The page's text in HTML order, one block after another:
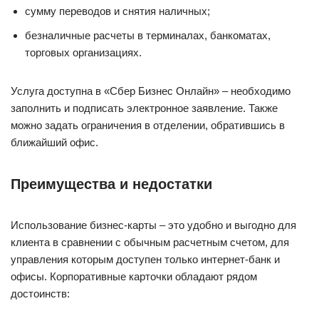
сумму переводов и снятия наличных;
безналичные расчеты в терминалах, банкоматах,
торговых организациях.
Услуга доступна в «Сбер Бизнес Онлайн» – необходимо
заполнить и подписать электронное заявление. Также
можно задать ограничения в отделении, обратившись в
ближайший офис.
Преимущества и недостатки
Использование бизнес-карты – это удобно и выгодно для
клиента в сравнении с обычным расчетным счетом, для
управления которым доступен только интернет-банк и
офисы. Корпоративные карточки обладают рядом
достоинств: